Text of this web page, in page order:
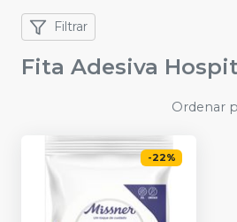
Filtrar
Fita Adesiva
Ordenar
-22%